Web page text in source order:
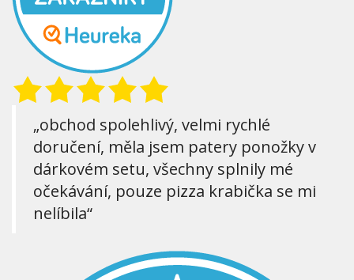
„obchod spolehlivý, velmi rychlé
doručení, měla jsem patery ponožky v
dárkovém setu, všechny splnily mé
očekávání, pouze pizza krabička se mi
nelíbila“